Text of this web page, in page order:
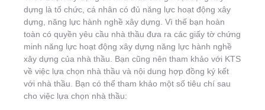
dựng là tổ chức, cá nhân có đủ năng lực hoạt động xây
dựng, năng lực hành nghề xây dựng. Vì thế bạn hoàn
toàn có quyền yêu cầu nhà thầu đưa ra các giấy tờ chứng
minh năng lực hoạt động xây dựng năng lực hành nghề
xây dựng của nhà thầu. Bạn cũng nên tham khảo với KTS
về việc lựa chọn nhà thầu và nội dung hợp đồng ký kết
với nhà thầu. Bạn có thể tham khảo một số tiêu chí sau
cho việc lựa chọn nhà thầu: